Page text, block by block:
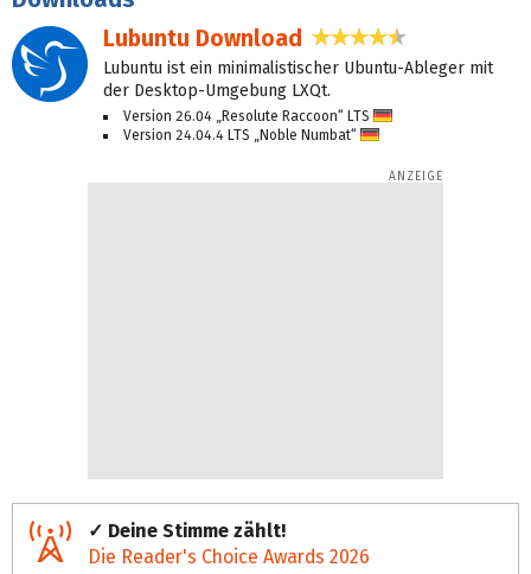
Lubuntu Download 4,7 Sterne
Lubuntu ist ein minimalistischer Ubuntu-Ableger mit
der Desktop-Umgebung LXQt.
Version 26.04 „Resolute Raccoon“ LTS
eu
Version 24.04.4 LTS „Noble Numbat“
✓ Deine Stimme zählt!
Die Reader's Choice Awards 2026